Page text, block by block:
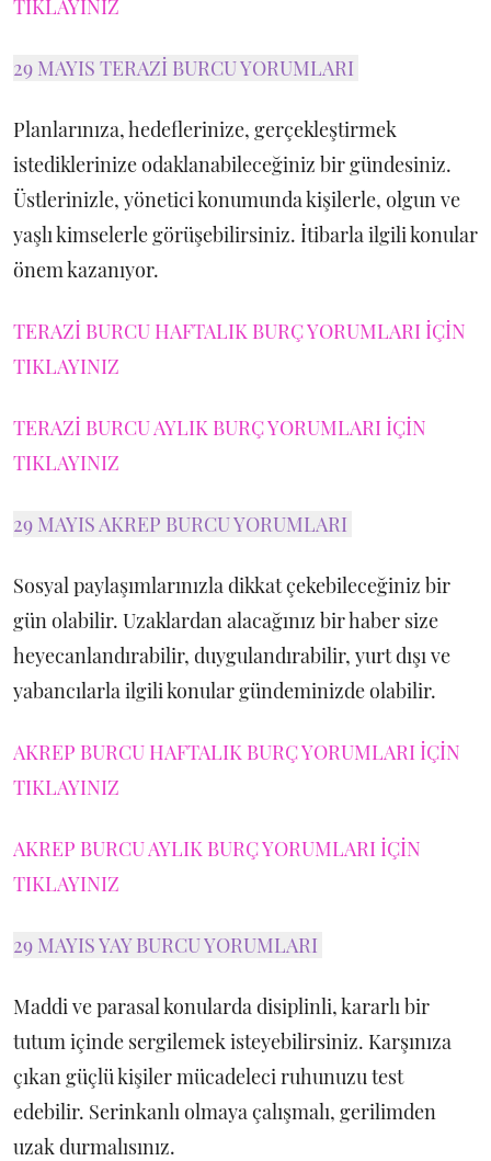
TIKLAYINIZ
29 MAYIS TERAZİ BURCU YORUMLARI
Planlarınıza, hedeflerinize, gerçekleştirmek
istediklerinize odaklanabileceğiniz bir gündesiniz.
Üstlerinizle, yönetici konumunda kişilerle, olgun ve
yaşlı kimselerle görüşebilirsiniz. İtibarla ilgili konular
önem kazanıyor.
TERAZİ BURCU HAFTALIK BURÇ YORUMLARI İÇİN
TIKLAYINIZ
TERAZİ BURCU AYLIK BURÇ YORUMLARI İÇİN
TIKLAYINIZ
29 MAYIS AKREP BURCU YORUMLARI
Sosyal paylaşımlarınızla dikkat çekebileceğiniz bir
gün olabilir. Uzaklardan alacağınız bir haber size
heyecanlandırabilir, duygulandırabilir, yurt dışı ve
yabancılarla ilgili konular gündeminizde olabilir.
AKREP BURCU HAFTALIK BURÇ YORUMLARI İÇİN
TIKLAYINIZ
AKREP BURCU AYLIK BURÇ YORUMLARI İÇİN
TIKLAYINIZ
29 MAYIS YAY BURCU YORUMLARI
Maddi ve parasal konularda disiplinli, kararlı bir
tutum içinde sergilemek isteyebilirsiniz. Karşınıza
çıkan güçlü kişiler mücadeleci ruhunuzu test
edebilir. Serinkanlı olmaya çalışmalı, gerilimden
uzak durmalısınız.